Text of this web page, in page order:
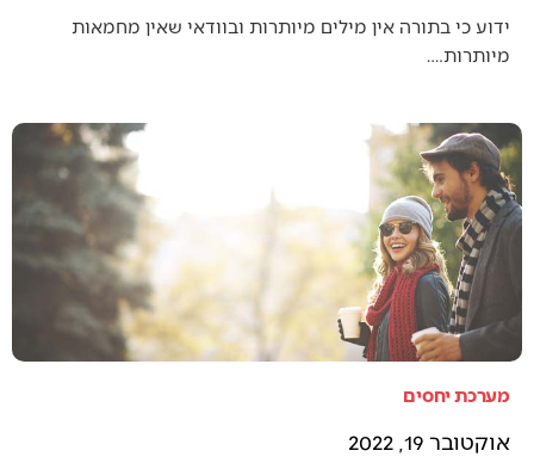
ידוע כי בתורה אין מילים מיותרות ובוודאי שאין מחמאות
מיותרות.…
מערכת יחסים
אוקטובר 19, 2022